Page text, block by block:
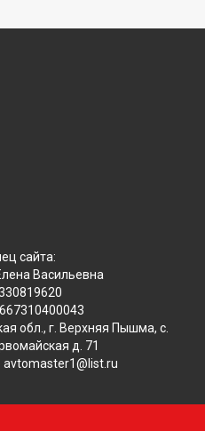
сайта:
Васильевна
обл., г. Верхняя Пышма, с.
д. 71
avtomaster1@list.ru